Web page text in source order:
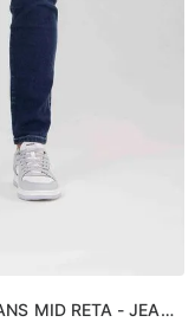
MID RETA - JEANS